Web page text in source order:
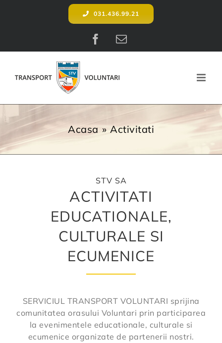
031.436.99.21
Facebook
E-
mail:
Acasa Activitati
STV SA
ACTIVITATI
EDUCATIONALE,
CULTURALE SI
ECUMENICE
SERVICIUL TRANSPORT VOLUNTARI sprijina
comunitatea orasului Voluntari prin participarea
la evenimentele educationale, culturale si
ecumenice organizate de partenerii nostri.